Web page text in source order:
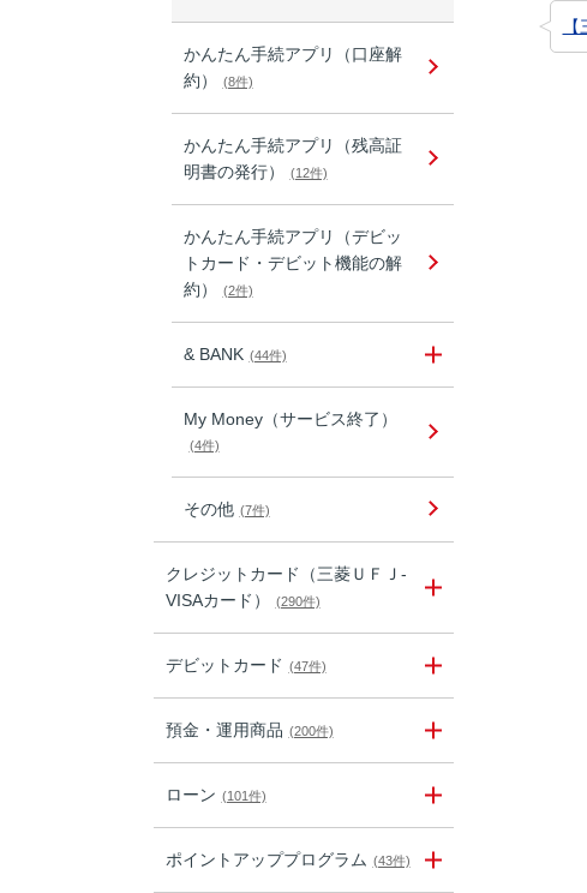
かんたん手続アプリ（口座解
約）
(8件)
かんたん手続アプリ（残高証
明書の発行）
(12件)
かんたん手続アプリ（デビッ
トカード・デビット機能の解
約）
(2件)
& BANK (44件)
My Money（サービス終了）
(4件)
その他 (7件)
クレジットカード（三菱ＵＦＪ-
VISAカード）
(290件)
デビットカード (47件)
預金・運用商品 (200件)
ローン (101件)
ポイントアッププログラム (43件)